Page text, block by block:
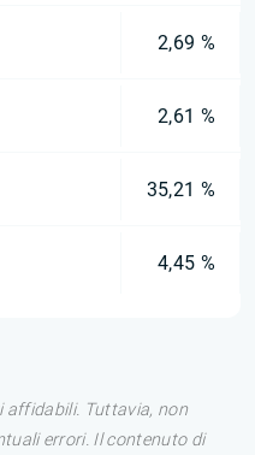
2,69 %
2,61 %
35,21 %
4,45 %
affidabili. Tuttavia, non
errori. Il contenuto di